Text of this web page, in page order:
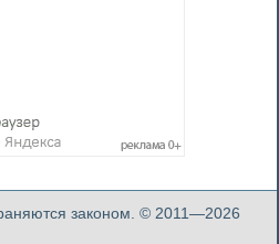
законом. © 2011—2026